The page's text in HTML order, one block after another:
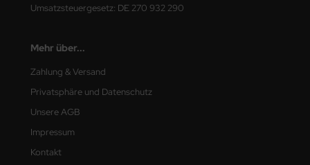
Umsatzsteuergesetz: DE 270 932 290
Mehr über...
Zahlung & Versand
Privatsphäre und Datenschutz
Unsere AGB
Impressum
Kontakt